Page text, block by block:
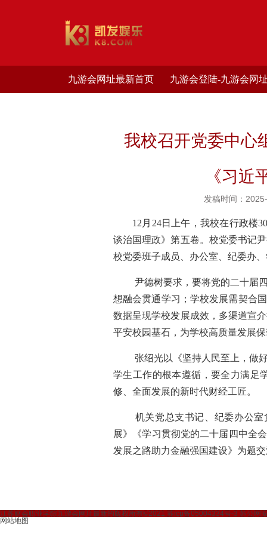
九游会网址最新首页 九游会登陆-九游会网
我校召开党委中心
《习近
发稿时间：
12 月 24日上午，我校在行政楼
谈治国理政》第五卷。校党委书记
校党委班子成员、办公室、纪委办
尹德树要求，要将党的二十届
想融会贯通学习；学校发展需契合
数据呈现学校发展成效，多渠道宣
平安校园基石，为学校高质量发展
张绍光以《坚持人民至上，做
学生工作的根本遵循，要全力满足
修、全面发展的新时代财经工匠。
机关党总支书记、纪委办公
展》《学习贯彻党的二十届四中全
发展之路助力金融强国建设》 为题
江苏财会职业学院九游会网址最新的版权所有©2021 苏icp备05004334号-3 苏公网
网站地图